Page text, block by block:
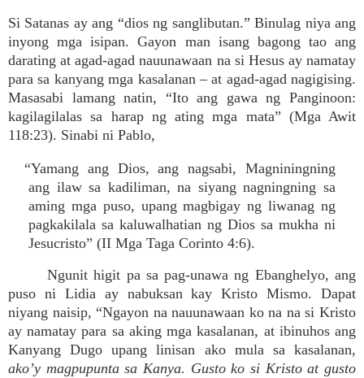
Si Satanas ay ang “dios ng sanglibutan.” Binulag niya ang
inyong mga isipan. Gayon man isang bagong tao ang
darating at agad-agad nauunawaan na si Hesus ay namatay
para sa kanyang mga kasalanan – at agad-agad nagigising.
Masasabi lamang natin, “Ito ang gawa ng Panginoon:
kagilagilalas sa harap ng ating mga mata” (Mga Awit
118:23). Sinabi ni Pablo,
“Yamang ang Dios, ang nagsabi, Magniningning
ang ilaw sa kadiliman, na siyang nagningning sa
aming mga puso, upang magbigay ng liwanag ng
pagkakilala sa kaluwalhatian ng Dios sa mukha ni
Jesucristo” (II Mga Taga Corinto 4:6).
Ngunit higit pa sa pag-unawa ng Ebanghelyo, ang
puso ni Lidia ay nabuksan kay Kristo Mismo. Dapat
niyang naisip, “Ngayon na nauunawaan ko na na si Kristo
ay namatay para sa aking mga kasalanan, at ibinuhos ang
Kanyang Dugo upang linisan ako mula sa kasalanan,
ako’y magpupunta sa Kanya. Gusto ko si Kristo at gusto